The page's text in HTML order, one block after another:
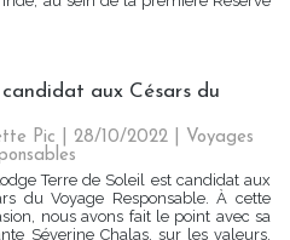
aux Césars du
Pic | 28/10/2022
Voyages
Terre de Soleil est candidat aux
du Voyage Responsable. À cette
nous avons fait le point avec sa
Séverine Chalas, sur les valeurs,